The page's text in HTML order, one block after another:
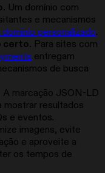
Um domínio com
e mecanismos
personalizado.
certo. Para sites com
entregam
de busca
A marcação JSON-LD
mostrar resultados
e eventos.
imagens, evite
e aproveite a
os tempos de